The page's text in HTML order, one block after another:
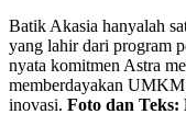
Batik Akasia hanyalah
yang lahir dari program
nyata komitmen Astra
memberdayakan UMKM
inovasi. Foto dan Teks: